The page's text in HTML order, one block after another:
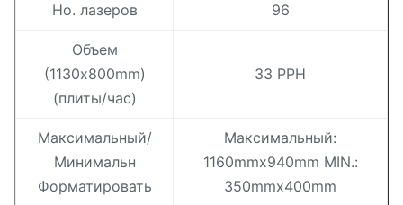
Но. лазеров 96
Объем
(1130x800mm)
(плиты/час)
33 PPH
Максимальный/
Минимальн
Форматировать
Максимальный:
1160mmx940mm MIN.:
350mmx400mm